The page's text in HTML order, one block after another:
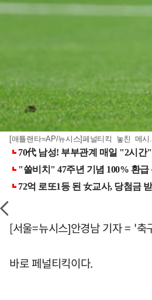
[애틀랜타=AP/뉴시스]페널티킥 놓친 메시
[서울=뉴시스]안경남 기자 = '축
바로 페널티킥이다.